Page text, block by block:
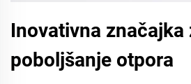
Inovativna značajka
poboljšanje otpora